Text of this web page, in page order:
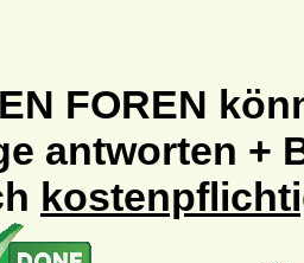
FOREN
antworten +